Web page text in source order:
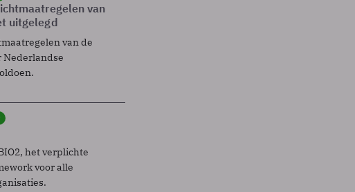
van
uitgelegd
van de
Nederlandse
het verplichte
voor alle